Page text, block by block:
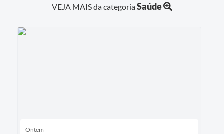
VEJA MAIS da categoriaSaúde
Ontem